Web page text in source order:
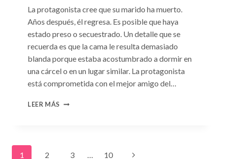
La protagonista cree que su marido ha muerto.
Años después, él regresa. Es posible que haya
estado preso o secuestrado. Un detalle que se
recuerda es que la cama le resulta demasiado
blanda porque estaba acostumbrado a dormir en
una cárcel o en un lugar similar. La protagonista
está comprometida con el mejor amigo del…
LEER MÁS CONSULTA
Navegación
1 2 3 … 10
Siguiente